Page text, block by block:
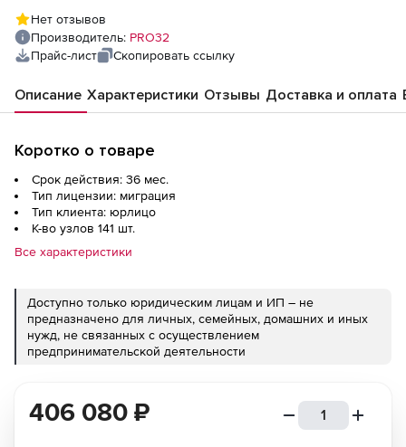
Нет отзывов
Производитель: PRO32
Прайс-лист
Скопировать ссылку
Описание Характеристики Отзывы Доставка и оплата
Коротко о товаре
Срок действия: 36 мес.
Тип лицензии: миграция
Тип клиента: юрлицо
К-во узлов 141 шт.
Все характеристики
Доступно только юридическим лицам и ИП – не
предназначено для личных, семейных, домашних и иных
нужд, не связанных с осуществлением
предпринимательской деятельности
406 080 ₽